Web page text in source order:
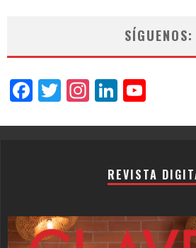
SÍGUENOS:
Facebook
Twitter
Instagram
LinkedIn
REVISTA